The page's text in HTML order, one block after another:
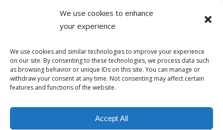
We use cookies to enhance
your experience
We use cookies and similar technologies to improve your experience
on our site. By consenting to these technologies, we process data such
as browsing behavior or unique IDs on this site. You can manage or
withdraw your consent at any time. Not consenting may affect certain
features and functions of the website.
Accept All
0 COMMENTAIRES
© Copyright - Alpha-b 2019-2026 -powered by Enfold WordPress